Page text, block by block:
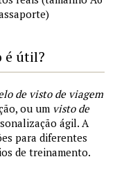
é útil?
de visto de viagem
ou um visto de
ágil. A
para diferentes
de treinamento.